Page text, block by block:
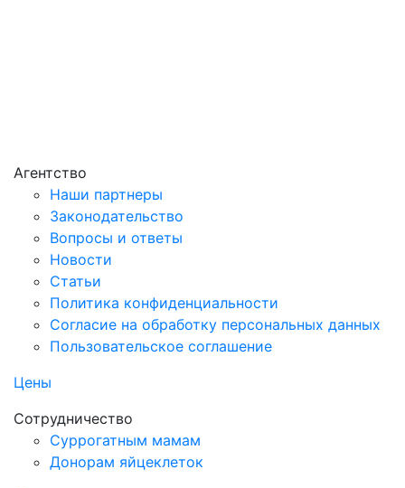
Агентство
Наши партнеры
Законодательство
Вопросы и ответы
Новости
Статьи
Политика конфиденциальности
Согласие на обработку персональных данных
Пользовательское соглашение
Цены
Сотрудничество
Суррогатным мамам
Донорам яйцеклеток